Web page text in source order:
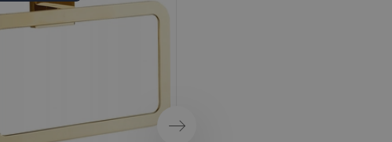
Επόμενο
SWEDISH
GREEK